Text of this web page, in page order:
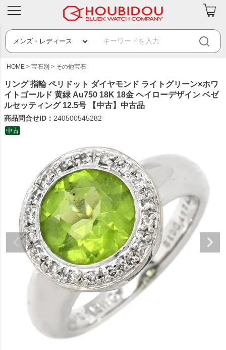
HOME 宝石別 その他宝石
リング 指輪 ペリドット ダイヤモンド ライトグリーン×ホワ
イトゴールド 黄緑 Au750 18K 18金 ヘイローデザイン ベゼ
ルセッティング 12.5号 【中古】中古品
商品問合せID： 240500545282
中古